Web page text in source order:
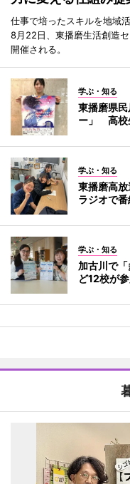
仕事で培ったスキルを地域
8月22日、東播磨生活創造
開催される。
学ぶ・知る
東播磨県
ー」 高校
学ぶ・知る
東播磨高
ラジオで
学ぶ・知る
加古川で
ど12校が